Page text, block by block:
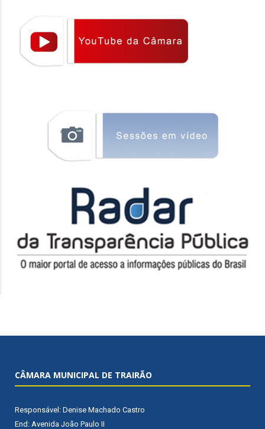
CÂMARA MUNICIPAL DE TRAIRÃO
Responsável: Denise Machado Castro
End: Avenida João Paulo II